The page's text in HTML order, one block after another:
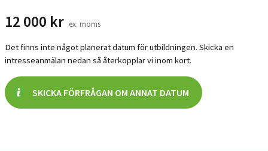
12 000 kr ex. moms
Det finns inte något planerat datum för utbildningen. Skicka en
intresseanmälan nedan så återkopplar vi inom kort.
SKICKA FÖRFRÅGAN OM ANNAT DATUM